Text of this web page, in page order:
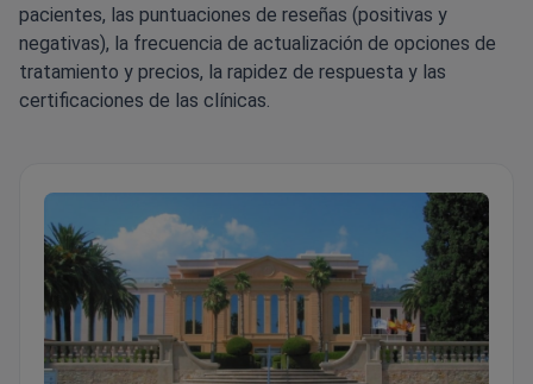
pacientes, las puntuaciones de reseñas (positivas y
negativas), la frecuencia de actualización de opciones de
tratamiento y precios, la rapidez de respuesta y las
certificaciones de las clínicas.